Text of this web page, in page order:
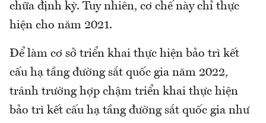
chữa định kỳ. Tuy nhiên, cơ chế này chỉ thực
hiện cho năm 2021.
Để làm cơ sở triển khai thực hiện bảo trì kết
cấu hạ tầng đường sắt quốc gia năm 2022,
tránh trường hợp chậm triển khai thực hiện
bảo trì kết cấu hạ tầng đường sắt quốc gia như